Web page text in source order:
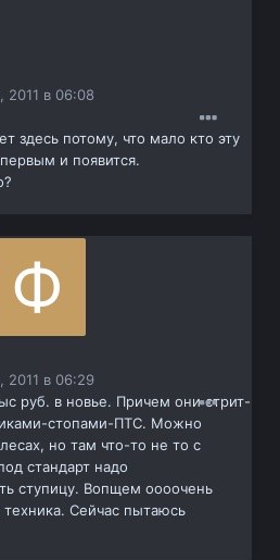
2011 в 06:08
здесь потому, что мало кто эту
и появится.
2011 в 06:29
руб. в новье. Причем они стрит-
стопами-ПТС. Можно
но там что-то не то с
стандарт надо
ступицу. Вопщем оооочень
техника. Сейчас пытаюсь